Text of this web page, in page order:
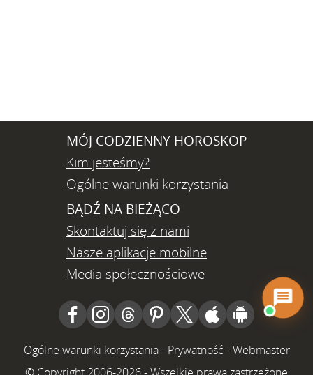
MÓJ CODZIENNY HOROSKOP
Kim jesteśmy?
Ogólne warunki korzystania
BĄDŹ NA BIEŻĄCO
Skontaktuj się z nami
Nasze aplikacje mobilne
Media społecznościowe
Ogólne warunki korzystania- Prywatność -Webmaster